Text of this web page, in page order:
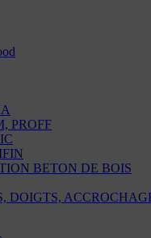
PROFF
BETON DE BOIS
DOIGTS,